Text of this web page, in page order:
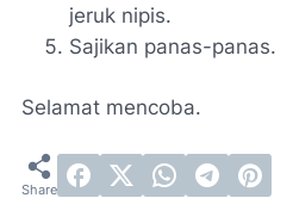
jeruk nipis.
Sajikan panas-panas.
Selamat mencoba.